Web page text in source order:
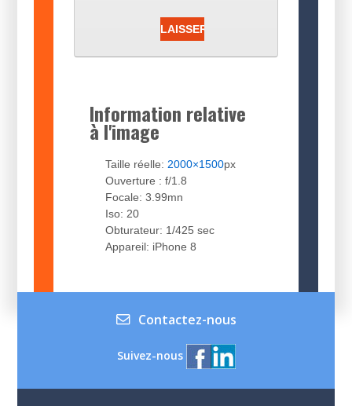
Information relative
à l'image
Taille réelle: 2000×1500px
Ouverture : f/1.8
Focale: 3.99mn
Iso: 20
Obturateur: 1/425 sec
Appareil: iPhone 8
Contactez-nous
Suivez-nous